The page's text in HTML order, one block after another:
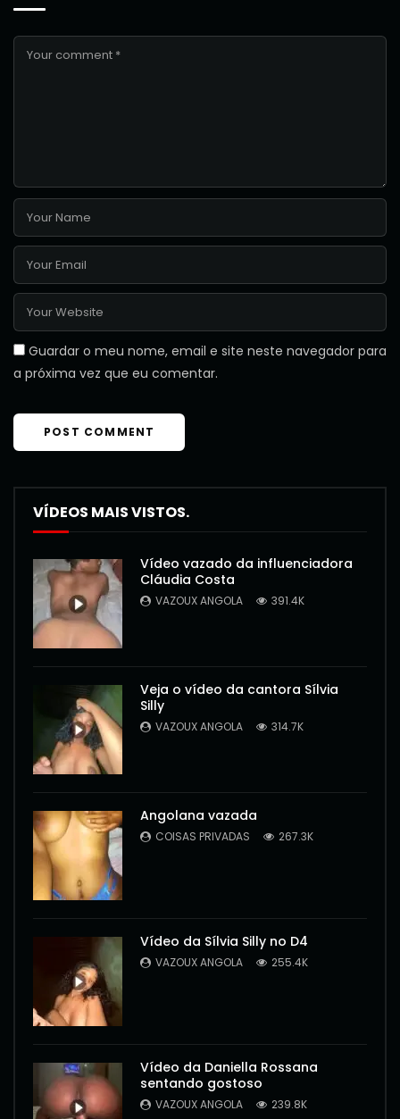
Guardar o meu nome, email e site neste navegador para
a próxima vez que eu comentar.
VÍDEOS MAIS VISTOS.
Vídeo vazado da influenciadora
Cláudia Costa
VAZOUX ANGOLA 391.4K
Veja o vídeo da cantora Sílvia
Silly
VAZOUX ANGOLA 314.7K
Angolana vazada
COISAS PRIVADAS 267.3K
Vídeo da Sílvia Silly no D4
VAZOUX ANGOLA 255.4K
Vídeo da Daniella Rossana
sentando gostoso
VAZOUX ANGOLA 239.8K